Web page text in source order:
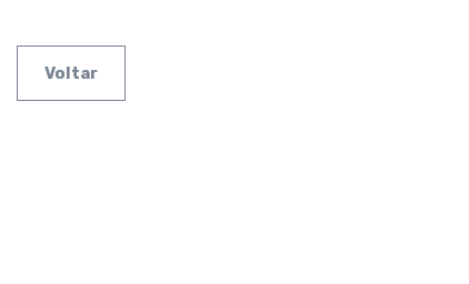
Voltar